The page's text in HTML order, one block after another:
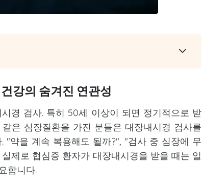
강의 숨겨진 연관성
경 검사. 특히 50세 이상이 되면 정기적으로 받
은 심장질환을 가진 분들은 대장내시경 검사를
"약을 계속 복용해도 될까?", "검사 중 심장에 무
제로 협심증 환자가 대장내시경을 받을 때는 일
합니다.